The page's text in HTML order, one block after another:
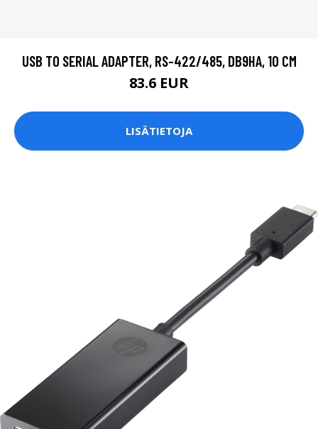
USB TO SERIAL ADAPTER, RS-422/485, DB9HA, 10 CM
83.6 EUR
LISÄTIETOJA